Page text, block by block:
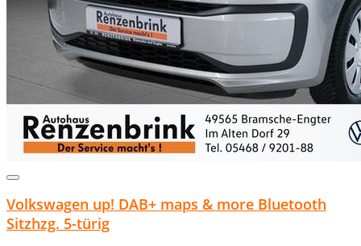
Volkswagen up! DAB+ maps & more Bluetooth
Sitzhzg. 5-türig